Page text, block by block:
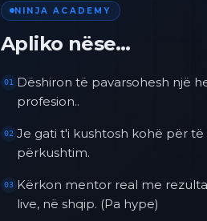
NINJA ACADEMY
Apliko nëse…
01
Dëshiron të pavarsohesh një
profesion..
02 Je gati t'i kushtosh kohë për
përkushtim.
03 Kërkon mentor real me
live, në shqip. (Pa hype)